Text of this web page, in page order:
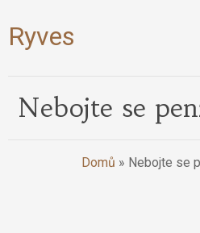
Ryves
Nebojte se
Domů » Nebojte se